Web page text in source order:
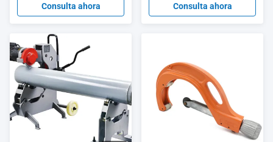
Consulta ahora
Cortadores de tuberías de
acero 23 rotaciones/min
Consulta ahora